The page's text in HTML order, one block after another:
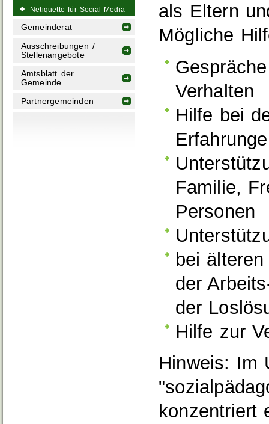
Netiquette für Social Media
Gemeinderat
Ausschreibungen /
Stellenangebote
Amtsblatt der
Gemeinde
Partnergemeinden
als Eltern
Mögliche
Verhalten
Hilfe bei
Familie,
Personen
bei
der
der
Hilfe zur
Hinweis: Im
konzentriert